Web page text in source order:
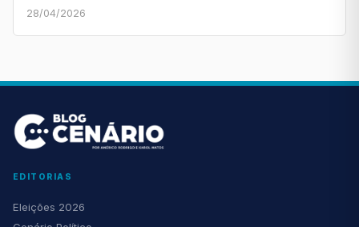
28/04/2026
EDITORIAS
Eleições 2026